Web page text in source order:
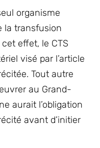
organisme
la transfusion
effet, le CTS
visé par l’article
Tout autre
au Grand-
aurait l’obligation
avant d’initier